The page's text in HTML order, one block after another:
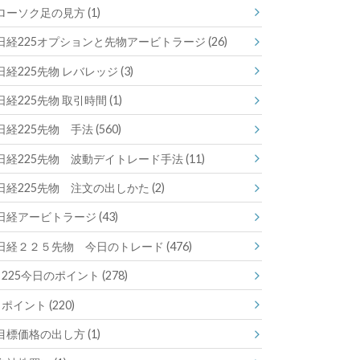
ーソク足の見方(1)
経225オプションと先物アービトラージ(26)
経225先物 レバレッジ(3)
経225先物 取引時間(1)
経225先物 手法(560)
経225先物 波動デイトレード手法(11)
経225先物 注文の出しかた(2)
経アービトラージ(43)
経２２５先物 今日のトレード(476)
225今日のポイント (278)
ポイント (220)
標価格の出し方(1)